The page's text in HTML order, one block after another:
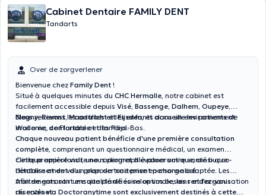
Cabinet Dentaire FAMILY DENT
Tandarts
Over de zorgverlener
Bienvenue chez Family Dent !
Situé à quelques minutes du CHC Hermalle, notre cabinet est
facilement accessible depuis Visé, Bassenge, Dalhem, Oupeye,
Blegny, Riemst, Maastricht et Eijsden, et accueille les patients de
Wallonie, de Flandre et des Pays-Bas.
Nous recevons les adultes et les enfants dans un environnement
moderne, confortable et familial.
Chaque nouveau patient bénéficie d'une première consultation
complète, comprenant un questionnaire médical, un examen
clinique approfondi, une radiographie panoramique, ainsi que
l'établissement d'un plan de traitement personnalisé.
Cette première visite nous permet d'évaluer votre santé bucco-
dentaire et de vous proposer une prise en charge adaptée. Les
traitements sont ensuite planifiés selon vos besoins et l'organisation
du cabinet.
Afin de garantir une qualité de soins optimale,les rendez-vous
réservés via Doctoranytime sont exclusivement destinés à cette